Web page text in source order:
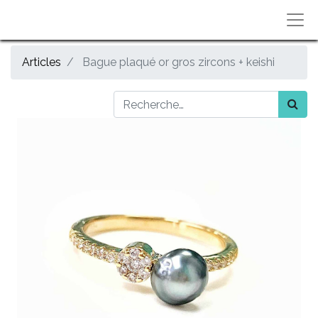
Articles Bague plaqué or gros zircons + keishi